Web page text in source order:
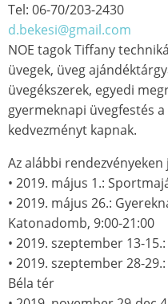
Tel: 06-70/203-
d.bekesi@gmail.com
NOE tagok Tiffany
üvegek, üveg
üvegékszerek, egyedi
gyermeknapi üvegfestés
kedvezményt kapnak.
Az alábbi rendezvényeken
• 2019. május 1.:
• 2019. május 26.:
Katonadomb, 9:00-21:00
• 2019. szeptember 13-
• 2019. szeptember 28-
Béla tér